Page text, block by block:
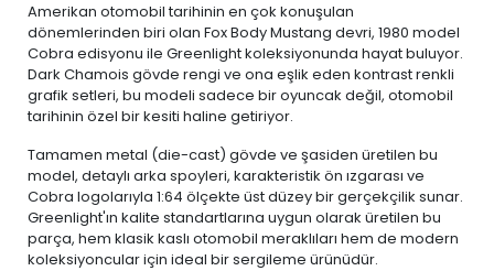
Amerikan otomobil tarihinin en çok konuşulan
dönemlerinden biri olan Fox Body Mustang devri, 1980 model
Cobra edisyonu ile Greenlight koleksiyonunda hayat buluyor.
Dark Chamois gövde rengi ve ona eşlik eden kontrast renkli
grafik setleri, bu modeli sadece bir oyuncak değil, otomobil
tarihinin özel bir kesiti haline getiriyor.
Tamamen metal (die-cast) gövde ve şasiden üretilen bu
model, detaylı arka spoyleri, karakteristik ön ızgarası ve
Cobra logolarıyla 1:64 ölçekte üst düzey bir gerçekçilik sunar.
Greenlight'ın kalite standartlarına uygun olarak üretilen bu
parça, hem klasik kaslı otomobil meraklıları hem de modern
koleksiyoncular için ideal bir sergileme ürünüdür.